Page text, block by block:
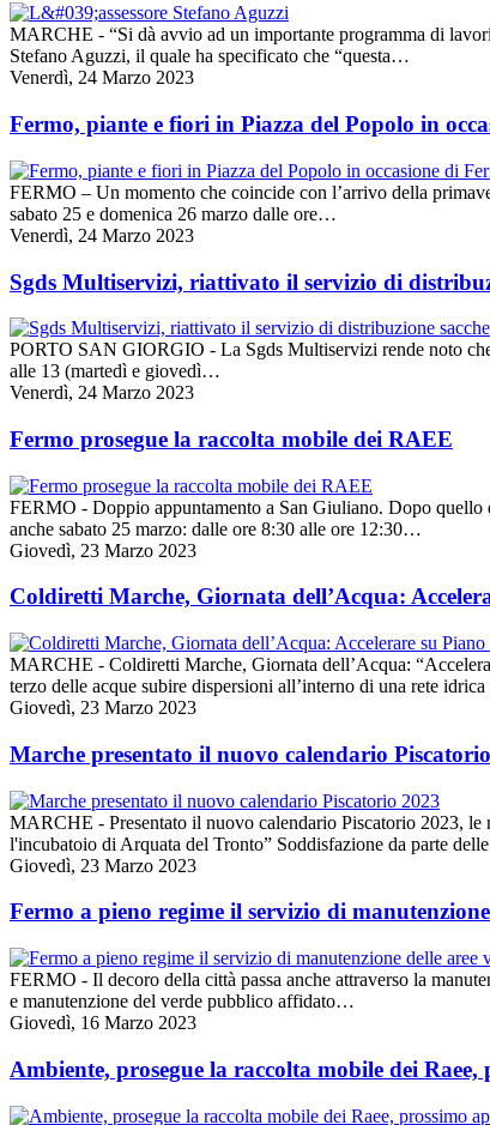
MARCHE - “Si dà avvio ad un importante programma di
Stefano Aguzzi, il quale ha specificato che “questa…
Venerdì, 24 Marzo 2023
Fermo, piante e fiori in Piazza del Popolo in
FERMO – Un momento che coincide con l’arrivo della
sabato 25 e domenica 26 marzo dalle ore…
Venerdì, 24 Marzo 2023
Sgds Multiservizi, riattivato il servizio di
PORTO SAN GIORGIO - La Sgds Multiservizi rende noto
alle 13 (martedì e giovedì…
Venerdì, 24 Marzo 2023
Fermo prosegue la raccolta mobile dei RAEE
FERMO - Doppio appuntamento a San Giuliano. Dopo quello
anche sabato 25 marzo: dalle ore 8:30 alle ore 12:30…
Giovedì, 23 Marzo 2023
Coldiretti Marche, Giornata dell’Acqua:
MARCHE - Coldiretti Marche, Giornata dell’Acqua:
terzo delle acque subire dispersioni all’interno di una rete
Giovedì, 23 Marzo 2023
Marche presentato il nuovo calendario
MARCHE - Presentato il nuovo calendario Piscatorio 2023, le
l'incubatoio di Arquata del Tronto” Soddisfazione da parte
Giovedì, 23 Marzo 2023
Fermo a pieno regime il servizio di
FERMO - Il decoro della città passa anche attraverso la
e manutenzione del verde pubblico affidato…
Giovedì, 16 Marzo 2023
Ambiente, prosegue la raccolta mobile dei